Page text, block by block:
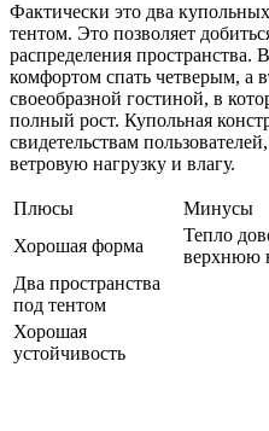
Фактически это два
тентом. Это позволяет
распределения
комфортом спать четверым, а
своеобразной гостиной, в
полный рост. Купольная
свидетельствам
ветровую нагрузку и влагу.
Плюсы
Минусы
Хорошая форма
Тепло
верхнюю
Два пространства
под тентом
Хорошая
устойчивость